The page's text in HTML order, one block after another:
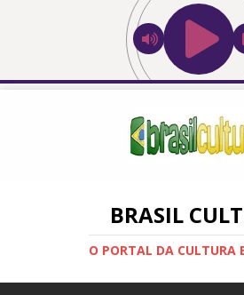
BRASIL
O PORTAL DA CULTURA